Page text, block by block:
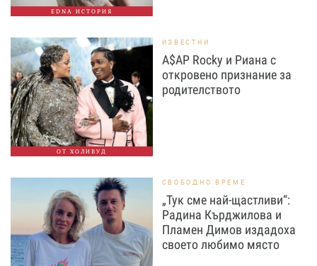
EDNA ИСТОРИЯ
ОТ ХОЛИВУД
ИЗВЕСТНИ
A$AP Rocky и Риана с
откровено признание за
родителството
СВОБОДНО ВРЕМЕ
„Тук сме най-щастливи“:
Радина Кърджилова и
Пламен Димов издадоха
своето любимо място